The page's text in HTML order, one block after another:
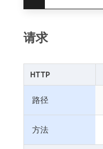
请求
HTTP
路径
方法